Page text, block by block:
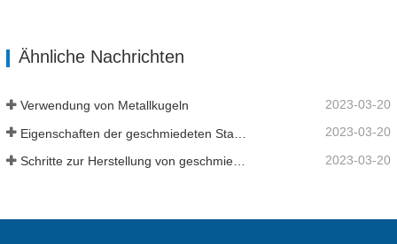
Ähnliche Nachrichten
Verwendung von Metallkugeln 2023-03-20
2023-03-20
2023-03-20